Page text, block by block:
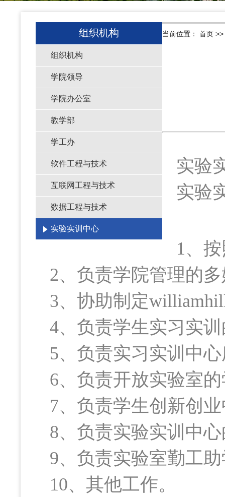
组织机构
组织机构
学院领导
学院办公室
教学部
学工办
软件工程与技术
互联网工程与技术
数据工程与技术
实验实训中心
当前位置： 首页>>
实验
实验
1、
2、负责学院管理的
3、协助制定
4、负责学生实习实
5、负责实习实训中
6、负责开放实验室
7、负责学生创新创
8、负责实验实训中
9、负责实验室勤工
10、 其他工作。